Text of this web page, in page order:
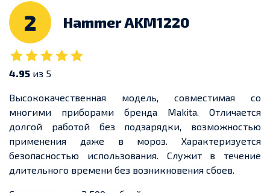
2 Hammer AKM1220
4.95 из 5
Высококачественная модель, совместимая со
многими приборами бренда Makita. Отличается
долгой работой без подзарядки, возможностью
применения даже в мороз. Характеризуется
безопасностью использования. Служит в течение
длительного времени без возникновения сбоев.